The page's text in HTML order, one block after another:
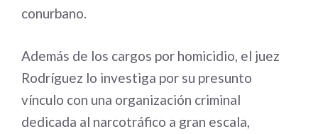
conurbano.
Además de los cargos por homicidio, el juez
Rodríguez lo investiga por su presunto
vínculo con una organización criminal
dedicada al narcotráfico a gran escala,